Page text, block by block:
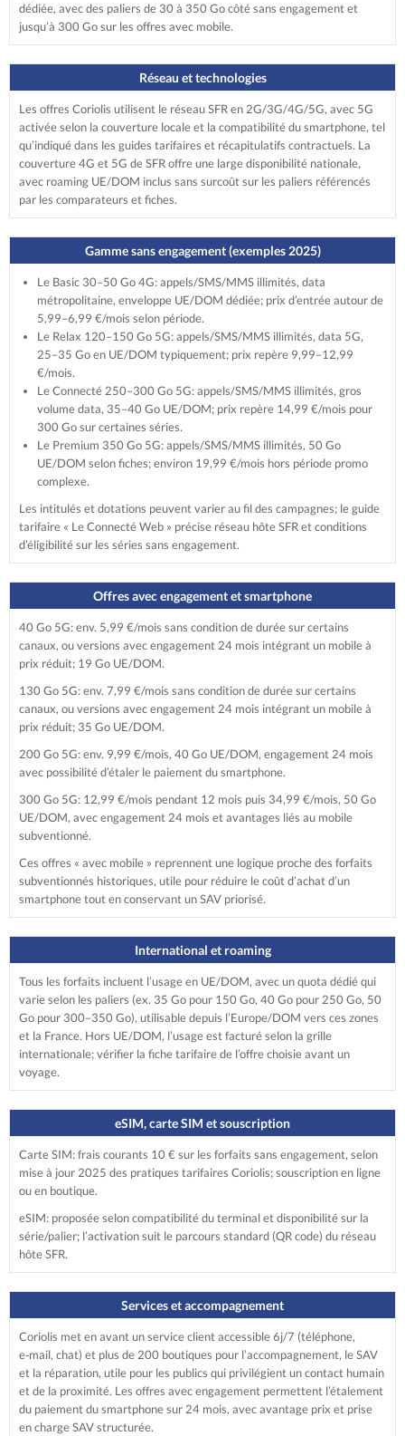
dédiée, avec des paliers de 30 à 350 Go côté sans engagement et
jusqu’à 300 Go sur les offres avec mobile.
Réseau et technologies
Les offres Coriolis utilisent le réseau SFR en 2G/3G/4G/5G, avec 5G
activée selon la couverture locale et la compatibilité du smartphone, tel
qu’indiqué dans les guides tarifaires et récapitulatifs contractuels. La
couverture 4G et 5G de SFR offre une large disponibilité nationale,
avec roaming UE/DOM inclus sans surcoût sur les paliers référencés
par les comparateurs et fiches.
Gamme sans engagement (exemples 2025)
Le Basic 30–50 Go 4G: appels/SMS/MMS illimités, data
métropolitaine, enveloppe UE/DOM dédiée; prix d’entrée autour de
5,99–6,99 €/mois selon période.
Le Relax 120–150 Go 5G: appels/SMS/MMS illimités, data 5G,
25–35 Go en UE/DOM typiquement; prix repère 9,99–12,99
€/mois.
Le Connecté 250–300 Go 5G: appels/SMS/MMS illimités, gros
volume data, 35–40 Go UE/DOM; prix repère 14,99 €/mois pour
300 Go sur certaines séries.
Le Premium 350 Go 5G: appels/SMS/MMS illimités, 50 Go
UE/DOM selon fiches; environ 19,99 €/mois hors période promo
complexe.
Les intitulés et dotations peuvent varier au fil des campagnes; le guide
tarifaire « Le Connecté Web » précise réseau hôte SFR et conditions
d’éligibilité sur les séries sans engagement.
Offres avec engagement et smartphone
40 Go 5G: env. 5,99 €/mois sans condition de durée sur certains
canaux, ou versions avec engagement 24 mois intégrant un mobile à
prix réduit; 19 Go UE/DOM.
130 Go 5G: env. 7,99 €/mois sans condition de durée sur certains
canaux, ou versions avec engagement 24 mois intégrant un mobile à
prix réduit; 35 Go UE/DOM.
200 Go 5G: env. 9,99 €/mois, 40 Go UE/DOM, engagement 24 mois
avec possibilité d’étaler le paiement du smartphone.
300 Go 5G: 12,99 €/mois pendant 12 mois puis 34,99 €/mois, 50 Go
UE/DOM, avec engagement 24 mois et avantages liés au mobile
subventionné.
Ces offres « avec mobile » reprennent une logique proche des forfaits
subventionnés historiques, utile pour réduire le coût d’achat d’un
smartphone tout en conservant un SAV priorisé.
International et roaming
Tous les forfaits incluent l’usage en UE/DOM, avec un quota dédié qui
varie selon les paliers (ex. 35 Go pour 150 Go, 40 Go pour 250 Go, 50
Go pour 300–350 Go), utilisable depuis l’Europe/DOM vers ces zones
et la France. Hors UE/DOM, l’usage est facturé selon la grille
internationale; vérifier la fiche tarifaire de l’offre choisie avant un
voyage.
eSIM, carte SIM et souscription
Carte SIM: frais courants 10 € sur les forfaits sans engagement, selon
mise à jour 2025 des pratiques tarifaires Coriolis; souscription en ligne
ou en boutique.
eSIM: proposée selon compatibilité du terminal et disponibilité sur la
série/palier; l’activation suit le parcours standard (QR code) du réseau
hôte SFR.
Services et accompagnement
Coriolis met en avant un service client accessible 6j/7 (téléphone,
e‑mail, chat) et plus de 200 boutiques pour l’accompagnement, le SAV
et la réparation, utile pour les publics qui privilégient un contact humain
et de la proximité. Les offres avec engagement permettent l’étalement
du paiement du smartphone sur 24 mois, avec avantage prix et prise
en charge SAV structurée.